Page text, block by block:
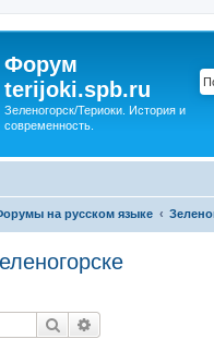
Форум
terijoki.spb.ru
Зеленогорск/Териоки. История и
современность.
на русском языке
Поиск